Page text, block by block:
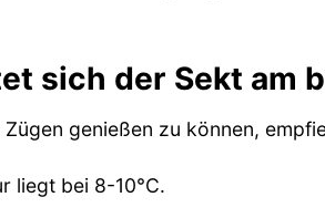
sich der Sekt am
genießen zu können,
liegt bei 8-10°C.